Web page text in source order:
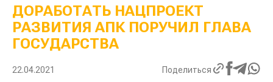
ДОРАБОТАТЬ НАЦПРОЕКТ
РАЗВИТИЯ АПК ПОРУЧИЛ ГЛАВА
ГОСУДАРСТВА
22.04.2021 Поделиться